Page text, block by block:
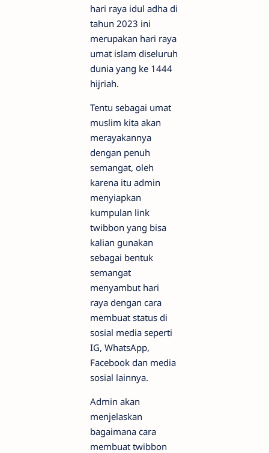
hari raya idul adha di
tahun 2023 ini
merupakan hari raya
umat islam diseluruh
dunia yang ke 1444
hijriah.
Tentu sebagai umat
muslim kita akan
merayakannya
dengan penuh
semangat, oleh
karena itu admin
menyiapkan
kumpulan link
twibbon yang bisa
kalian gunakan
sebagai bentuk
semangat
menyambut hari
raya dengan cara
membuat status di
sosial media seperti
IG, WhatsApp,
Facebook dan media
sosial lainnya.
Admin akan
menjelaskan
bagaimana cara
membuat twibbon